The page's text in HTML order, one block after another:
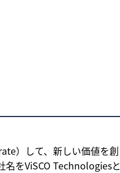
）して、新しい価値を創
をViSCO Technologiesと